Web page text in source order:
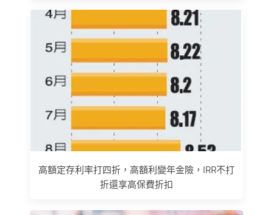
高額定存利率打四折，高額利變年金險，IRR不打
折還享高保費折扣